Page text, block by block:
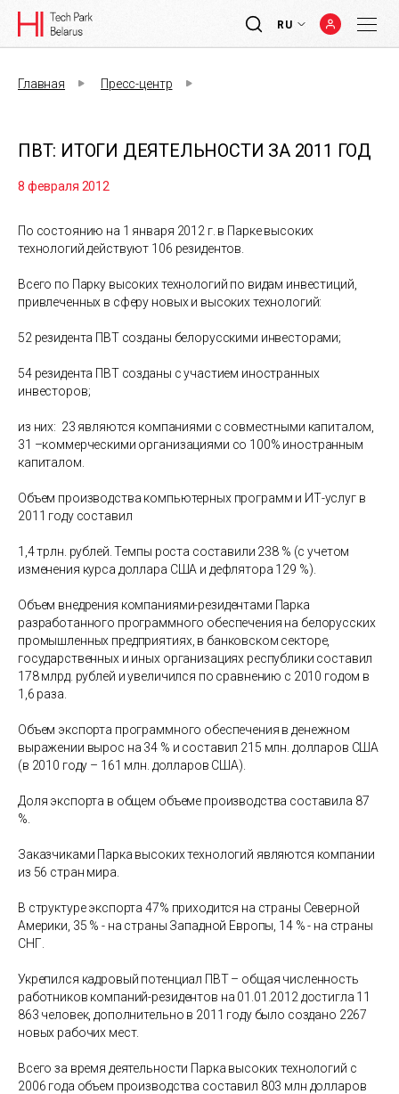
RU
Главная Пресс-центр
ПВТ: ИТОГИ ДЕЯТЕЛЬНОСТИ ЗА 2011 ГОД
8 февраля 2012
По состоянию на 1 января 2012 г. в Парке высоких
технологий действуют 106 резидентов.
Всего по Парку высоких технологий по видам инвестиций,
привлеченных в сферу новых и высоких технологий:
52 резидента ПВТ созданы белорусскими инвесторами;
54 резидента ПВТ созданы с участием иностранных
инвесторов;
из них: 23 являются компаниями с совместными капиталом,
31 –коммерческими организациями со 100% иностранным
капиталом.
Объем производства компьютерных программ и ИТ-услуг в
2011 году составил
1,4 трлн. рублей. Темпы роста составили 238 % (с учетом
изменения курса доллара США и дефлятора 129 %).
Объем внедрения компаниями-резидентами Парка
разработанного программного обеспечения на белорусских
промышленных предприятиях, в банковском секторе,
государственных и иных организациях республики составил
178 млрд. рублей и увеличился по сравнению с 2010 годом в
1,6 раза.
Объем экспорта программного обеспечения в денежном
выражении вырос на 34 % и составил 215 млн. долларов США
(в 2010 году – 161 млн. долларов США).
Доля экспорта в общем объеме производства составила 87
%.
Заказчиками Парка высоких технологий являются компании
из 56 стран мира.
В структуре экспорта 47% приходится на страны Северной
Америки, 35 % - на страны Западной Европы, 14 % - на страны
СНГ.
Укрепился кадровый потенциал ПВТ – общая численность
работников компаний-резидентов на 01.01.2012 достигла 11
863 человек, дополнительно в 2011 году было создано 2267
новых рабочих мест.
Всего за время деятельности Парка высоких технологий с
2006 года объем производства составил 803 млн долларов